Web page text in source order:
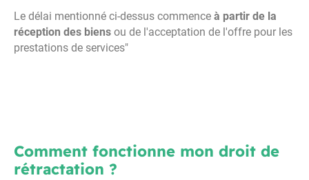
Le délai mentionné ci-dessus commence à partir de la
réception des biens ou de l'acceptation de l'offre pour les
prestations de services"
Comment fonctionne mon droit de
rétractation ?